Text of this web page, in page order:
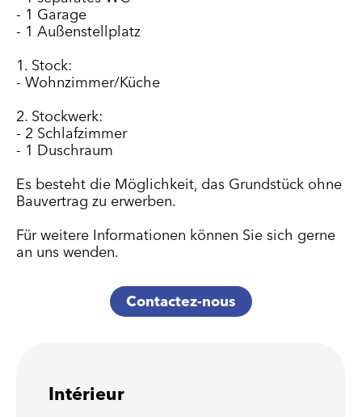
- 1 Garage
- 1 Außenstellplatz
1. Stock:
- Wohnzimmer/Küche
2. Stockwerk:
- 2 Schlafzimmer
- 1 Duschraum
Es besteht die Möglichkeit, das Grundstück ohne
Bauvertrag zu erwerben.
Für weitere Informationen können Sie sich gerne
an uns wenden.
Contactez-nous
Intérieur